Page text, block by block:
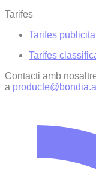
Tarifes
Tarifes
Tarifes
Contacti amb
a